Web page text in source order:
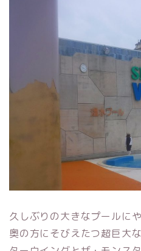
久しぶりの大きなプールに
奥の方にそびえたつ超巨大